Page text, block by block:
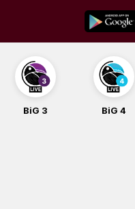
content
BiG 3 BiG 4